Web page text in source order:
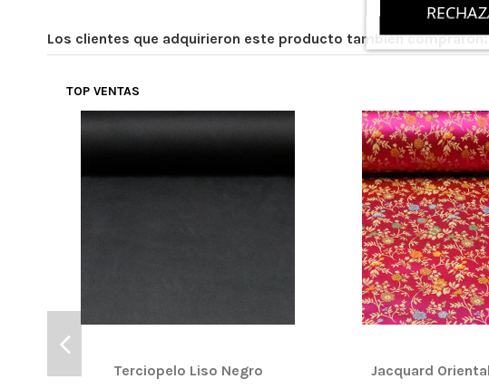
Los clientes que adquirieron este producto también compraron:
TOP VENTAS
Terciopelo Liso Negro
Jacquard